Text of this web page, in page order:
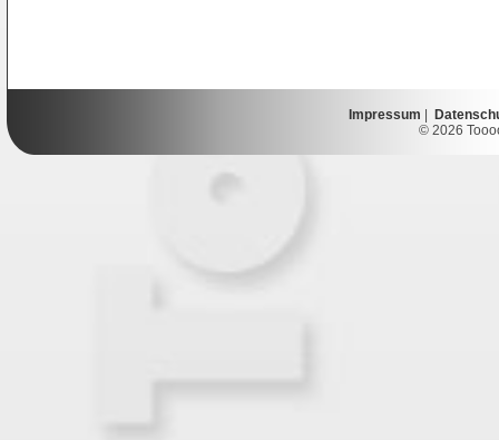
Impressum
© 2026